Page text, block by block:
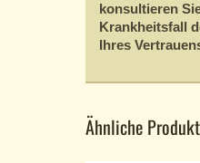
konsultieren
Krankheitsfall
Ihres
Ähnliche